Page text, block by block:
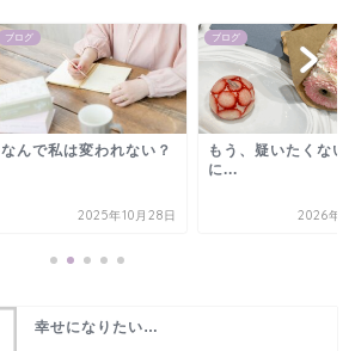
ブログ
なんで私は変われない？
2025年10月28日
ブログ
もう、疑いたくない
に...
2026年2
幸せになりたい…